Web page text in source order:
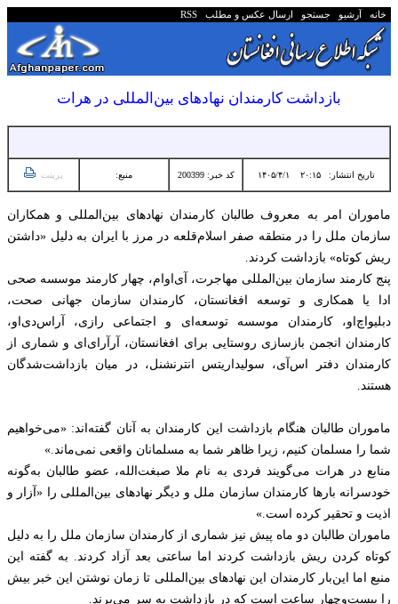
خانه آرشیو جستجو ارسال عکس و مطلب RSS
بازداشت کارمندان نهادهای بین‌المللی در هرات
تاریخ انتشار: ۲۰:۱۵ ۱۴۰۵/۴/۱ کد خبر: 200399 منبع: پرینت
ماموران امر به معروف طالبان کارمندان نهادهای بین‌المللی و همکاران
سازمان ملل را در منطقه صفر اسلام‌قلعه در مرز با ایران به دلیل «داشتن
ریش کوتاه»‌ بازداشت کردند.
پنج کارمند سازمان بین‌المللی مهاجرت، آی‌اوام، چهار کارمند موسسه صحی
ادا یا همکاری و توسعه افغانستان، کارمندان سازمان جهانی صحت،
دبلیواچ‌او، کارمندان موسسه توسعه‌ای و اجتماعی رازی، آراس‌دی‌او،
کارمندان انجمن بازسازی روستایی برای افغانستان، آرآرای‌ای و شماری از
کارمندان دفتر اس‌آی، سولیداریتس انترنشنل، در میان بازداشت‌شدگان
هستند.
ماموران طالبان هنگام بازداشت این کارمندان به آنان گفته‌اند: «می‌خواهیم
شما را مسلمان کنیم، زیرا ظاهر شما به مسلمانان واقعی نمی‌ماند.»
منابع در هرات می‌گویند فردی به نام ملا صبغت‌الله، عضو طالبان به‌گونه
خودسرانه بارها کارمندان سازمان ملل و دیگر نهادهای بین‌المللی را «آزار و
اذیت و تحقیر کرده است.»
ماموران طالبان دو ماه پیش نیز شماری از کارمندان سازمان ملل را به دلیل
کوتاه کردن ریش بازداشت کردند اما ساعتی بعد آزاد کردند. به گفته این
منبع اما این‌بار کارمندان این نهادهای بین‌المللی تا زمان نوشتن این خبر بیش
را بیست‌وچهار ساعت است که در بازداشت به سر می‌برند.